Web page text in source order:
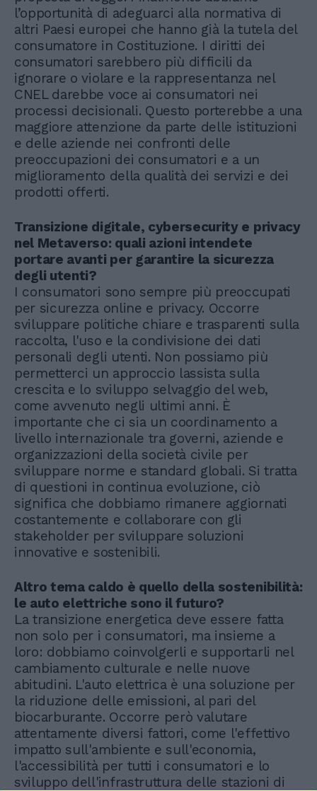
l’opportunità di adeguarci alla normativa di
altri Paesi europei che hanno già la tutela del
consumatore in Costituzione. I diritti dei
consumatori sarebbero più difficili da
ignorare o violare e la rappresentanza nel
CNEL darebbe voce ai consumatori nei
processi decisionali. Questo porterebbe a una
maggiore attenzione da parte delle istituzioni
e delle aziende nei confronti delle
preoccupazioni dei consumatori e a un
miglioramento della qualità dei servizi e dei
prodotti offerti.
Transizione digitale, cybersecurity e privacy
nel Metaverso: quali azioni intendete
portare avanti per garantire la sicurezza
degli utenti?
I consumatori sono sempre più preoccupati
per sicurezza online e privacy. Occorre
sviluppare politiche chiare e trasparenti sulla
raccolta, l'uso e la condivisione dei dati
personali degli utenti. Non possiamo più
permetterci un approccio lassista sulla
crescita e lo sviluppo selvaggio del web,
come avvenuto negli ultimi anni. È
importante che ci sia un coordinamento a
livello internazionale tra governi, aziende e
organizzazioni della società civile per
sviluppare norme e standard globali. Si tratta
di questioni in continua evoluzione, ciò
significa che dobbiamo rimanere aggiornati
costantemente e collaborare con gli
stakeholder per sviluppare soluzioni
innovative e sostenibili.
Altro tema caldo è quello della sostenibilità:
le auto elettriche sono il futuro?
La transizione energetica deve essere fatta
non solo per i consumatori, ma insieme a
loro: dobbiamo coinvolgerli e supportarli nel
cambiamento culturale e nelle nuove
abitudini. L'auto elettrica è una soluzione per
la riduzione delle emissioni, al pari del
biocarburante. Occorre però valutare
attentamente diversi fattori, come l'effettivo
impatto sull'ambiente e sull'economia,
l'accessibilità per tutti i consumatori e lo
sviluppo dell'infrastruttura delle stazioni di